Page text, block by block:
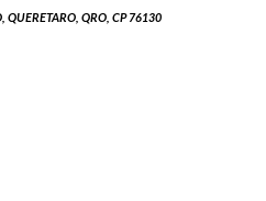
QUERETARO, QRO, CP 76130